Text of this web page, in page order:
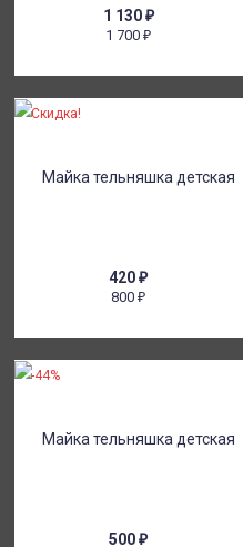
1 130₽
1 700₽
420₽
800₽
Скидка!
500₽
-44%